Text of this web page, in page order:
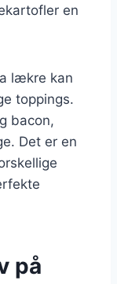
en
lækre kan
toppings.
bacon,
Det er en
på